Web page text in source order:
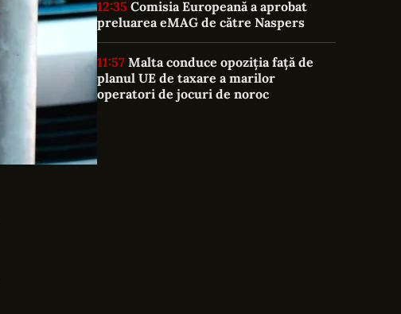
12:35
preluarea eMAG de către Naspers
11:57
planul UE de taxare a marilor
operatori de jocuri de noroc